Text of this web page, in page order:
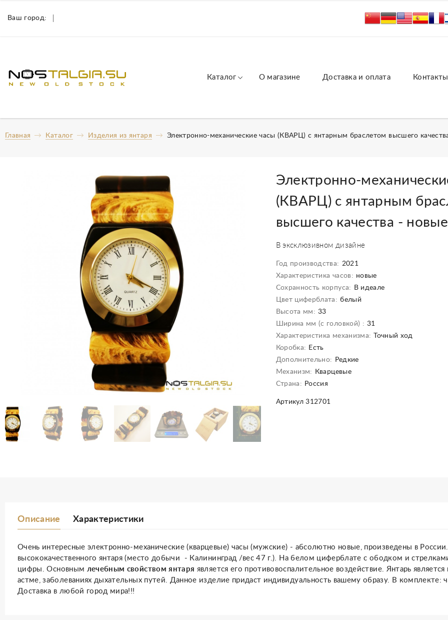
Ваш город:
Каталог О магазине Доставка и оплата Контакты
Главная Каталог Изделия из янтаря Электронно-механические часы (КВАРЦ) с янтарным браслетом высшего
Электронно-
(КВАРЦ) с янтарным
высшего качества - новые
В эксклюзивном дизайне
Год производства: 2021
Характеристика часов: новые
Сохранность корпуса:
В идеале
Цвет циферблата: белый
Высота мм: 33
Ширина мм (с головкой) : 31
Характеристика механизма:
Точный ход
Коробка: Есть
Дополнительно:
Редкие
Механизм:
Кварцевые
Страна: Россия
Артикул 312701
Описание Характеристики
Очень интересные электронно-механические (кварцевые) часы (мужские) - абсолютно новые, произведены в
высококачественного янтаря (место добычи - Калининград /вес 47 г.). На белом циферблате с ободком и
цифры.Основным лечебным свойством янтаря является его противовоспалительное воздействие. Янтарь
астме, заболеваниях дыхательных путей. Данное изделие придаст индивидуальность вашему образу. В
Доставка в любой город мира!!!